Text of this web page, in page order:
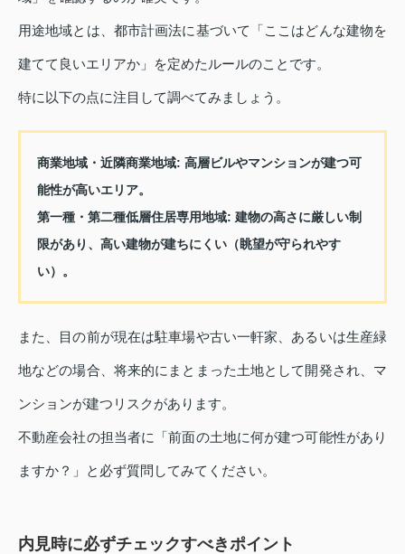
用途地域とは、都市計画法に基づいて「ここはどんな建物を
建てて良いエリアか」を定めたルールのことです。
特に以下の点に注目して調べてみましょう。
商業地域・近隣商業地域: 高層ビルやマンションが建つ可
能性が高いエリア。
第一種・第二種低層住居専用地域: 建物の高さに厳しい制
限があり、高い建物が建ちにくい（眺望が守られやす
い）。
また、目の前が現在は駐車場や古い一軒家、あるいは生産緑
地などの場合、将来的にまとまった土地として開発され、マ
ンションが建つリスクがあります。
不動産会社の担当者に「前面の土地に何が建つ可能性があり
ますか？」と必ず質問してみてください。
内見時に必ずチェックすべきポイント